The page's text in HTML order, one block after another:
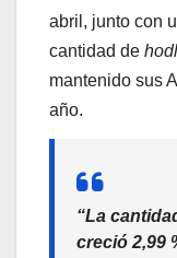
abril, junto con
cantidad de
mantenido sus
año.
“La
creció 2,99